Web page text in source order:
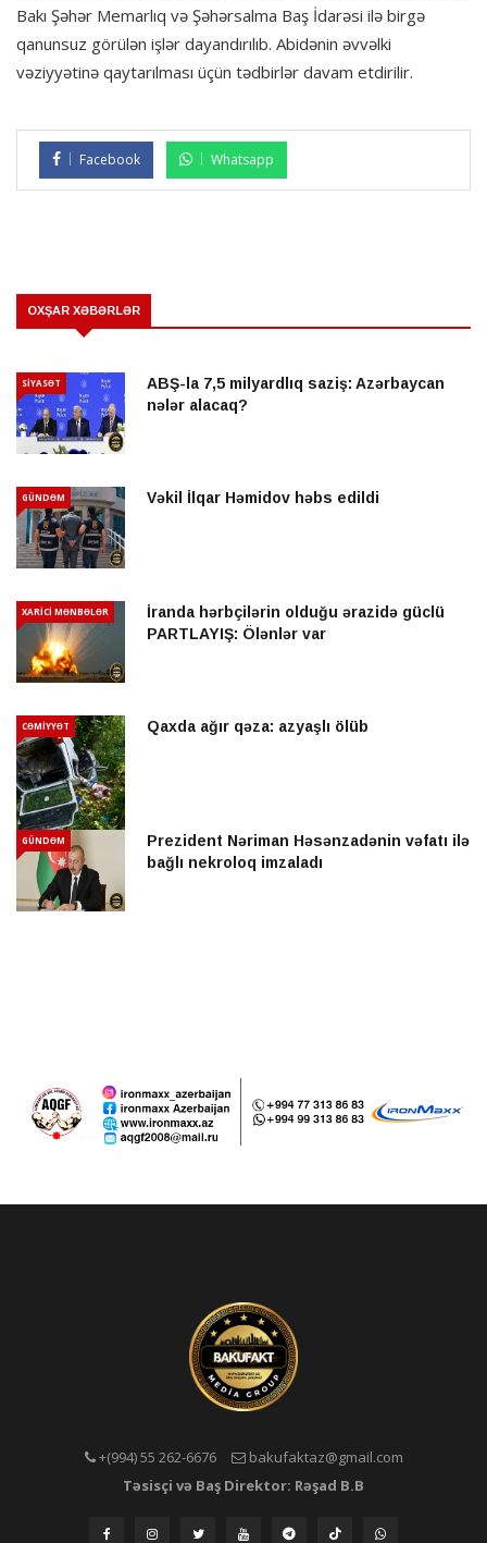
Bakı Şəhər Memarlıq və Şəhərsalma Baş İdarəsi ilə birgə
qanunsuz görülən işlər dayandırılıb. Abidənin əvvəlki
vəziyyətinə qaytarılması üçün tədbirlər davam etdirilir.
Facebook Whatsapp
OXŞAR XƏBƏRLƏR
SİYASƏT
ABŞ-la 7,5 milyardlıq saziş: Azərbaycan
nələr alacaq?
GÜNDƏM Vəkil İlqar Həmidov həbs edildi
XARİCİ MƏNBƏLƏR
İranda hərbçilərin olduğu ərazidə güclü
PARTLAYIŞ: Ölənlər var
CƏMİYYƏT Qaxda ağır qəza: azyaşlı ölüb
GÜNDƏM
Prezident Nəriman Həsənzadənin vəfatı ilə
bağlı nekroloq imzaladı
+(994) 55 262-6676
bakufaktaz@gmail.com
Təsisçi və Baş Direktor: Rəşad B.B